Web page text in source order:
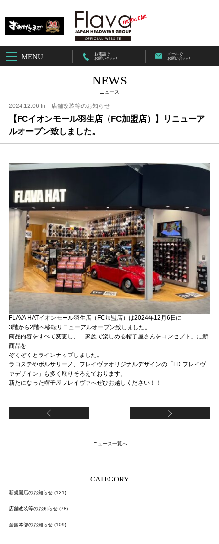
MENU
お電話で
お問い合わせ
メールで
お問い合わせ
NEWS
ニュース
2024.12.06 fri 店舗改装等のお知らせ
【FCイオンモール羽生店（FC加盟店）】リニューア
ルオープン致しました。
FLAVA HATイオンモール羽生店（FC加盟店）は2024年12月6日に
3階から2階へ移転リニューアルオープン致しました。
商品内容をすべて変更し、「家族で楽しめる帽子屋さんをコンセプト」に新
商品を
ぞくぞくとラインナップしました。
ラコステやボルサリーノ、フレイヴァオリジナルデザインの「FD フレイヴ
ァデザイン」も多く取りそろえております。
新たになった帽子屋フレイヴァへぜひお越しください！！
【FCスマーク伊勢崎店（FC加盟店）】新規オ
ニュース一覧へ
CATEGORY
新規開店のお知らせ (121)
店舗改装等のお知らせ (78)
全国本部のお知らせ (109)